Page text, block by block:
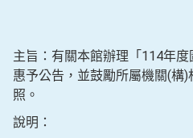
主旨：有關本館辦理「114年
惠予公告，並鼓勵所屬機關(構
照。
說明：